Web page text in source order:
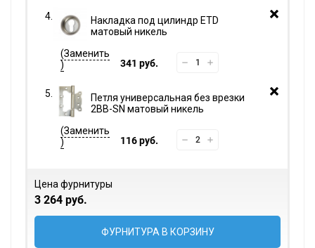
Накладка под цилиндр ETD
матовый никель
341 руб.
Петля универсальная без врезки
2BB-SN матовый никель
116 руб.
Цена фурнитуры
3 264 руб.
ФУРНИТУРА В КОРЗИНУ